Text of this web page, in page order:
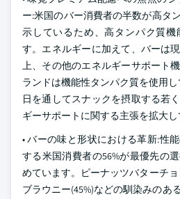
ー:米国のバー消費者の半数が高タ
示しているため、高タンパク質機
す。エネルギーに加えて、バーは
上、その他のエネルギーサポート
ランドは機能性タンパク質を使用
日を通してスナックを摂取する若
ギーサポートに関する主張を拡大し
• バーの味と形状における革新:性
する米国消費者の56%が最優先の
めています。ピーナッツバターチ
ブラウニー(45%)などの馴染みのあ